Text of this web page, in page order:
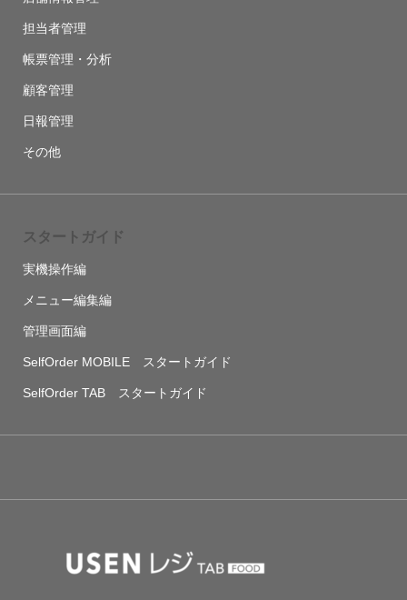
担当者管理
帳票管理・分析
顧客管理
日報管理
その他
スタートガイド
実機操作編
メニュー編集編
管理画面編
SelfOrder MOBILE スタートガイド
SelfOrder TAB スタートガイド